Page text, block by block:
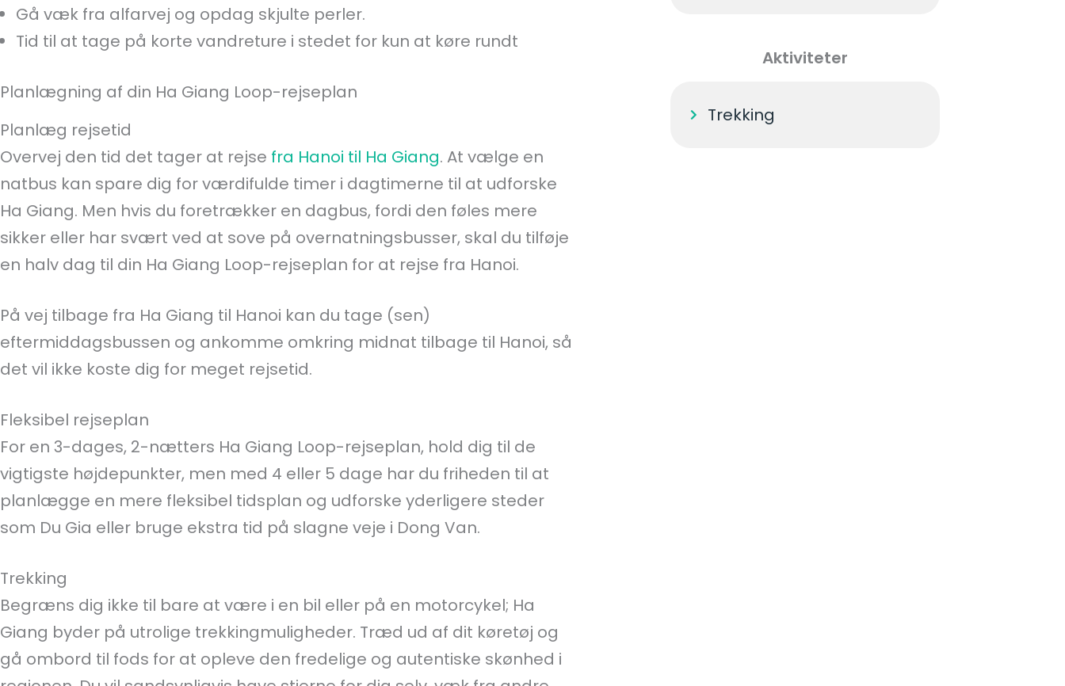
Gå væk fra alfarvej og opdag skjulte perler.
Tid til at tage på korte vandreture i stedet for kun at køre rundt
Planlægning af din Ha Giang Loop-rejseplan
Planlæg rejsetid
Overvej den tid det tager at rejse fra Hanoi til Ha Giang. At vælge en
natbus kan spare dig for værdifulde timer i dagtimerne til at udforske
Ha Giang. Men hvis du foretrækker en dagbus, fordi den føles mere
sikker eller har svært ved at sove på overnatningsbusser, skal du tilføje
en halv dag til din Ha Giang Loop-rejseplan for at rejse fra Hanoi.
På vej tilbage fra Ha Giang til Hanoi kan du tage (sen)
eftermiddagsbussen og ankomme omkring midnat tilbage til Hanoi, så
det vil ikke koste dig for meget rejsetid.
Fleksibel rejseplan
For en 3-dages, 2-nætters Ha Giang Loop-rejseplan, hold dig til de
vigtigste højdepunkter, men med 4 eller 5 dage har du friheden til at
planlægge en mere fleksibel tidsplan og udforske yderligere steder
som Du Gia eller bruge ekstra tid på slagne veje i Dong Van.
Trekking
Begræns dig ikke til bare at være i en bil eller på en motorcykel; Ha
Giang byder på utrolige trekkingmuligheder. Træd ud af dit køretøj og
gå ombord til fods for at opleve den fredelige og autentiske skønhed i
Aktiviteter
Trekking